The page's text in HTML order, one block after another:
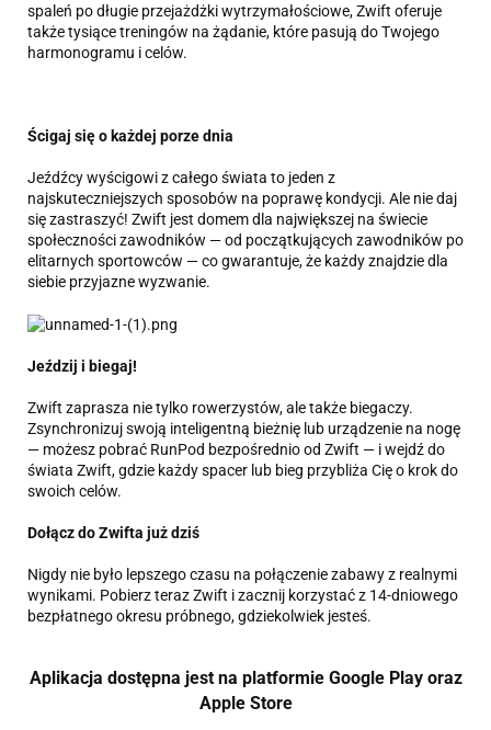
spaleń po długie przejażdżki wytrzymałościowe, Zwift oferuje
także tysiące treningów na żądanie, które pasują do Twojego
harmonogramu i celów.
Ścigaj się o każdej porze dnia
Jeźdźcy wyścigowi z całego świata to jeden z
najskuteczniejszych sposobów na poprawę kondycji. Ale nie daj
się zastraszyć! Zwift jest domem dla największej na świecie
społeczności zawodników — od początkujących zawodników po
elitarnych sportowców — co gwarantuje, że każdy znajdzie dla
siebie przyjazne wyzwanie.
Jeździj i biegaj!
Zwift zaprasza nie tylko rowerzystów, ale także biegaczy.
Zsynchronizuj swoją inteligentną bieżnię lub urządzenie na nogę
— możesz pobrać RunPod bezpośrednio od Zwift — i wejdź do
świata Zwift, gdzie każdy spacer lub bieg przybliża Cię o krok do
swoich celów.
Dołącz do Zwifta już dziś
Nigdy nie było lepszego czasu na połączenie zabawy z realnymi
wynikami. Pobierz teraz Zwift i zacznij korzystać z 14-dniowego
bezpłatnego okresu próbnego, gdziekolwiek jesteś.
Aplikacja dostępna jest na platformie Google Play oraz
Apple Store